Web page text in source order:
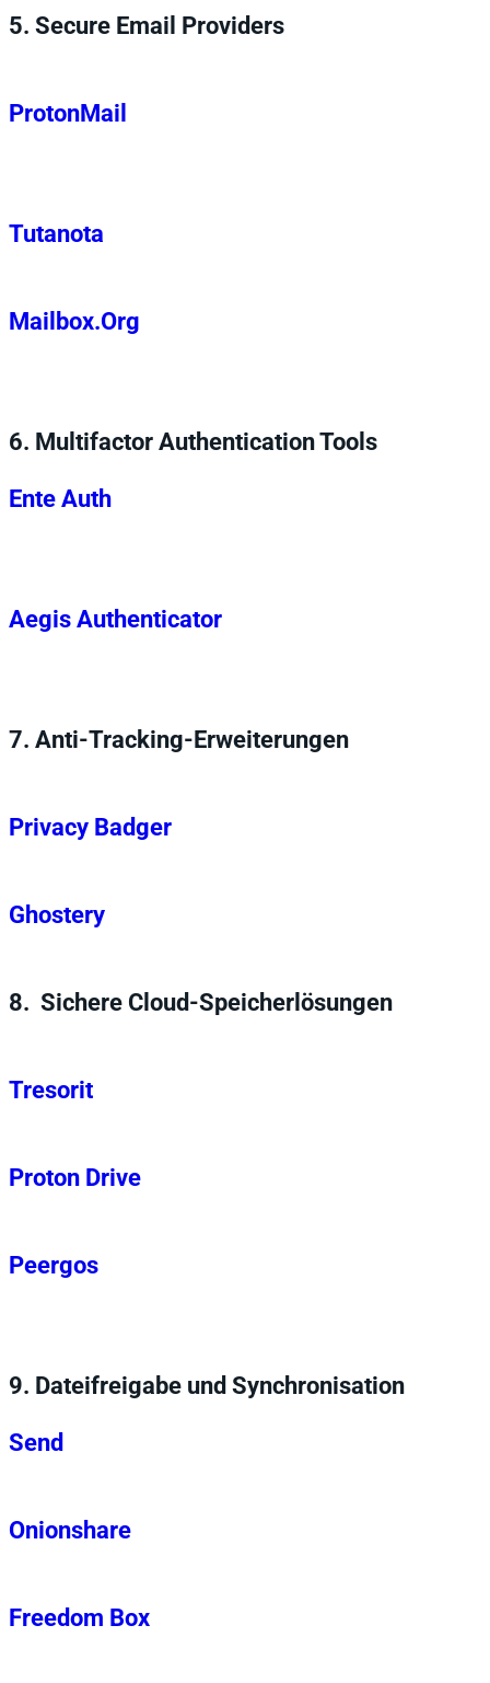
5. Secure Email Providers
ProtonMail
Tutanota
Mailbox.Org
6. Multifactor Authentication Tools
Ente Auth
Aegis Authenticator
7. Anti-Tracking-Erweiterungen
Privacy Badger
Ghostery
8. Sichere Cloud-Speicherlösungen
Tresorit
Proton Drive
Peergos
9. Dateifreigabe und Synchronisation
Send
Onionshare
Freedom Box